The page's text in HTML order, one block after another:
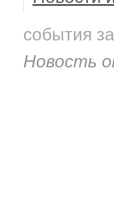
события
Новость